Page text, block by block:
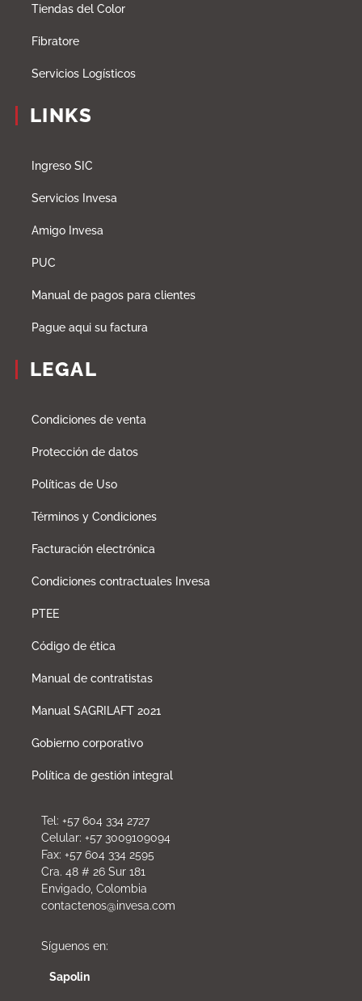
Tiendas del Color
Fibratore
Servicios Logísticos
LINKS
Ingreso SIC
Servicios Invesa
Amigo Invesa
PUC
Manual de pagos para clientes
Pague aqui su factura
LEGAL
Condiciones de venta
Protección de datos
Políticas de Uso
Términos y Condiciones
Facturación electrónica
Condiciones contractuales Invesa
PTEE
Código de ética
Manual de contratistas
Manual SAGRILAFT 2021
Gobierno corporativo
Política de gestión integral
Tel: +57 604 334 2727
Celular: +57 3009109094
Fax: +57 604 334 2595
Cra. 48 # 26 Sur 181
Envigado, Colombia
contactenos@invesa.com
Síguenos en:
Sapolin